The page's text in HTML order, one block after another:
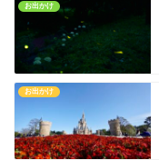
お出かけ
お出かけ